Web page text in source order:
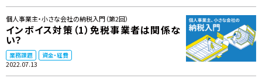
個人事業主・小さな会社の納税入門（第2回）
インボイス対策（1）免税事業者は関係な
い？
業務課題 資金・経費
2022.07.13